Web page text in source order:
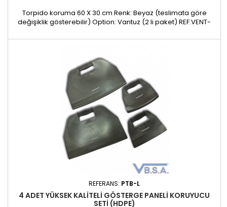
Torpido koruma 60 X 30 cm Renk: Beyaz (teslimata göre
değişiklik gösterebilir) Option: Vantuz (2 li paket) REF.VENT-
REFERANS: PTB-L
4 ADET YÜKSEK KALITELI GÖSTERGE PANELI KORUYUCU
SETI (HDPE)